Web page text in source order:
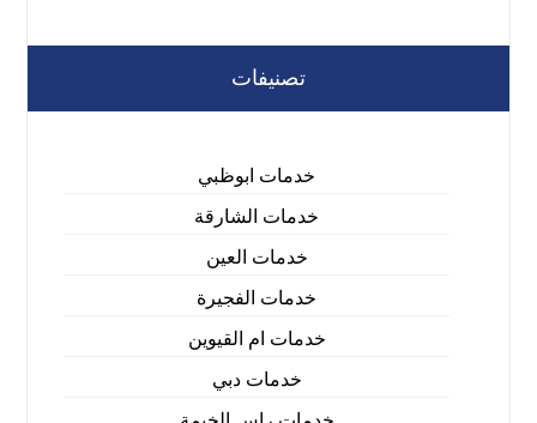
تصنيفات
خدمات ابوظبي
خدمات الشارقة
خدمات العين
خدمات الفجيرة
خدمات ام القيوين
خدمات دبي